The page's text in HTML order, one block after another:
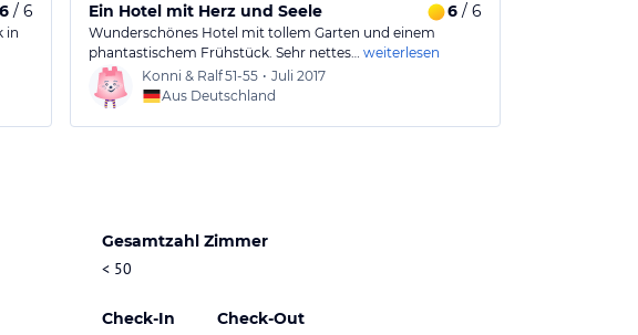
6/ 6
in
Ein Hotel mit Herz und Seele 6/ 6
Wunderschönes Hotel mit tollem Garten und einem
phantastischem Frühstück. Sehr nettes… weiterlesen
Konni & Ralf51-55 • Juli 2017
Aus Deutschland
Gesamtzahl Zimmer
< 50
Check-In
Check-Out